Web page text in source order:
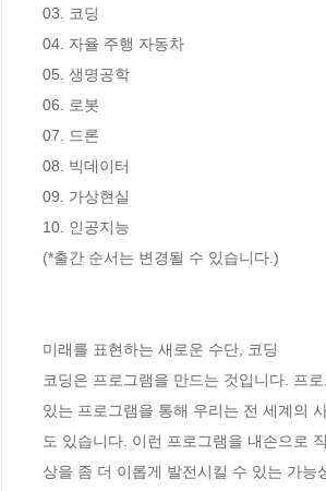
03. 코딩
04. 자율 주행 자동차
05. 생명공학
06. 로봇
07. 드론
08. 빅데이터
09. 가상현실
10. 인공지능
(*출간 순서는 변경될 수 있습니다.)
미래를 표현하는 새로운 수단, 코딩
코딩은 프로그램을 만드는 것입니다. 프
있는 프로그램을 통해 우리는 전 세계의
도 있습니다. 이런 프로그램을 내손으로
상을 좀 더 이롭게 발전시킬 수 있는 가